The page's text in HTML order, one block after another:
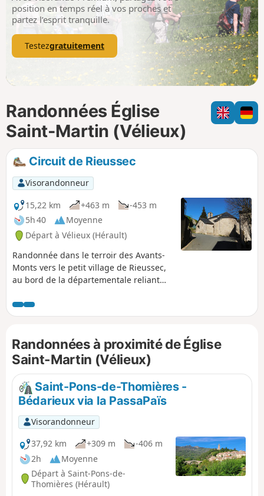
p
position en temps réel à vos proches et
partez l’esprit tranquille.
Testezgratuitement
Randonnées Église
Saint-Martin (Vélieux)
Circuit de Rieussec
Visorandonneur
15,22 km
+463 m
-453 m
5h 40
Moyenne
Départ à Vélieux (Hérault)
Randonnée dans le terroir des Avants-
Monts vers le petit village de Rieussec,
au bord de la départementale reliant
en profitant d'un tronçon du GR® 77 au
départ de Vélieux et d'une portion de la
revenir dans ce village du Parc Naturel
Régional du Haut-Languedoc
Randonnées à proximité de Église
Saint-Martin (Vélieux)
Saint-Pons-de-Thomières -
Bédarieux via la PassaPaïs
Visorandonneur
37,92 km
+309 m
-406 m
2h
Moyenne
Départ à Saint-Pons-de-
Thomières (Hérault)